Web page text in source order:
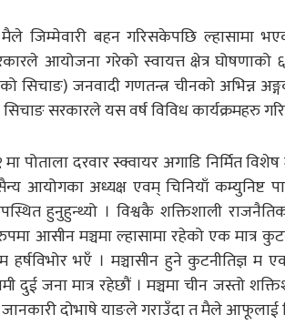
जिम्मेवारी बहन गरिसकेपछि ल्हासामा
आयोजना गरेको स्वायत्त क्षेत्र
सिचाङ) जनवादी गणतन्त्र चीनको अभिन्न
सिचाङ सरकारले यस वर्ष विविध कार्यक्रमहरु
पोताला दरवार स्क्वायर अगाडि निर्मित
सैन्य आयोगका अध्यक्ष एवम् चिनियाँ कम्युनिष्ट
हुनुहुन्थ्यो । विश्वकै शक्तिशाली
रुपमा आसीन मञ्चमा ल्हासामा रहेको एक
हर्षविभोर भएँ । मञ्चासीन हुने कुटनीतिज्ञ
दुई जना मात्र रहेछौं । मञ्चमा चीन जस्तो
जानकारी दोभाषे याङले गराउँदा त मैले